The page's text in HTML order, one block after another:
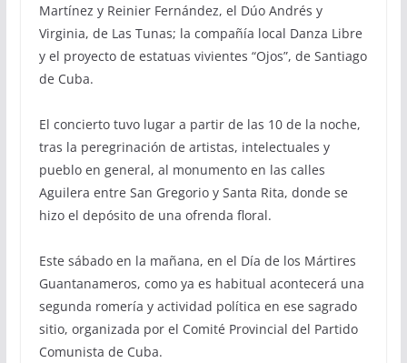
Martínez y Reinier Fernández, el Dúo Andrés y
Virginia, de Las Tunas; la compañía local Danza Libre
y el proyecto de estatuas vivientes “Ojos”, de Santiago
de Cuba.
El concierto tuvo lugar a partir de las 10 de la noche,
tras la peregrinación de artistas, intelectuales y
pueblo en general, al monumento en las calles
Aguilera entre San Gregorio y Santa Rita, donde se
hizo el depósito de una ofrenda floral.
Este sábado en la mañana, en el Día de los Mártires
Guantanameros, como ya es habitual acontecerá una
segunda romería y actividad política en ese sagrado
sitio, organizada por el Comité Provincial del Partido
Comunista de Cuba.